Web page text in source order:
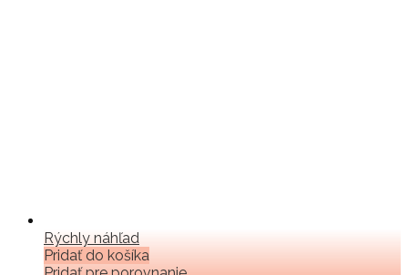
Rýchly náhľad
Pridať do košíka